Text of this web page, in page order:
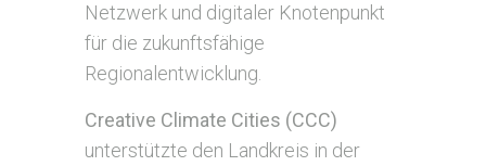
Netzwerk und digitaler Knotenpunkt
für die zukunftsfähige
Regionalentwicklung.
Creative Climate Cities (CCC)
unterstützte den Landkreis in der